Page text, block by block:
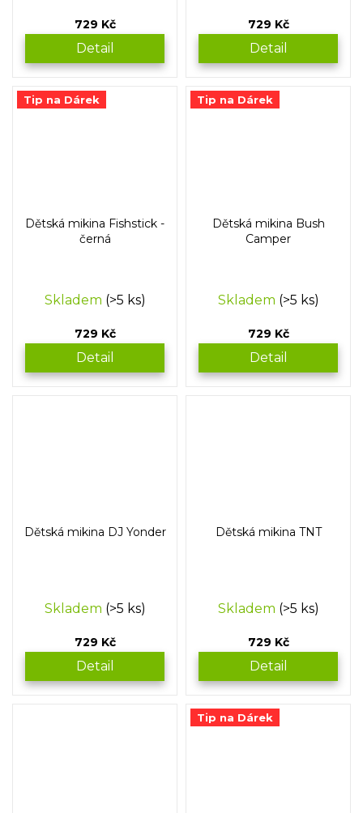
729 Kč
Detail
729 Kč
Detail
Tip na Dárek
Dětská mikina Fishstick -
černá
Skladem (>5 ks)
729 Kč
Detail
Tip na Dárek
Dětská mikina Bush
Camper
Skladem (>5 ks)
729 Kč
Detail
Dětská mikina DJ Yonder
Skladem (>5 ks)
729 Kč
Detail
Dětská mikina TNT
Skladem (>5 ks)
729 Kč
Detail
Tip na Dárek